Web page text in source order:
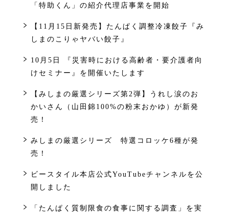
「特助くん」の紹介代理店事業を開始
【11月15日新発売】たんぱく調整冷凍餃子『み
しまのこりゃヤバい餃子』
10月5日 『災害時における高齢者・要介護者向
けセミナー』を開催いたします
【みしまの厳選シリーズ第2弾】うれし涙のお
かいさん（山田錦100%の粉末おかゆ）が新発
売！
みしまの厳選シリーズ 特選コロッケ6種が発
売！
ビースタイル本店公式YouTubeチャンネルを公
開しました
「たんぱく質制限食の食事に関する調査」を実